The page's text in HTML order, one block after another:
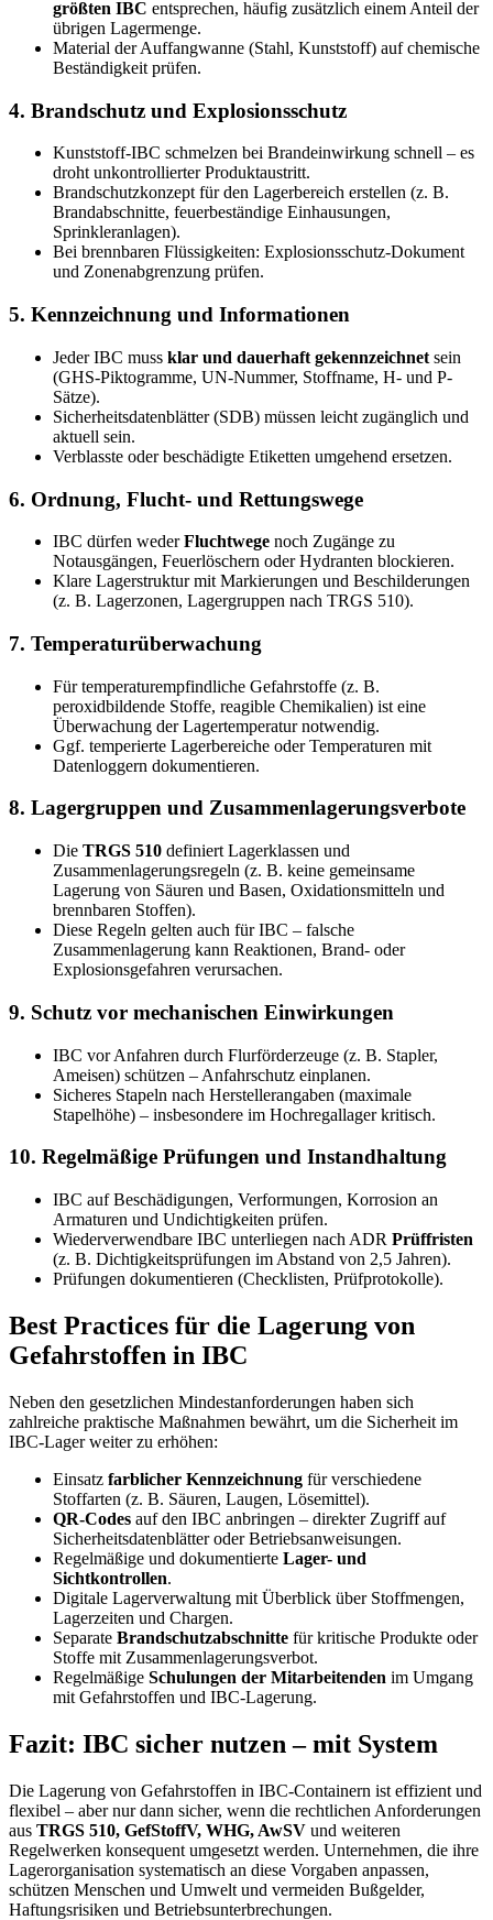
größten IBC entsprechen, häufig zusätzlich einem Anteil der
übrigen Lagermenge.
Material der Auffangwanne (Stahl, Kunststoff) auf chemische
Beständigkeit prüfen.
4. Brandschutz und Explosionsschutz
Kunststoff-IBC schmelzen bei Brandeinwirkung schnell – es
droht unkontrollierter Produktaustritt.
Brandschutzkonzept für den Lagerbereich erstellen (z. B.
Brandabschnitte, feuerbeständige Einhausungen,
Sprinkleranlagen).
Bei brennbaren Flüssigkeiten: Explosionsschutz-Dokument
und Zonenabgrenzung prüfen.
5. Kennzeichnung und Informationen
Jeder IBC muss klar und dauerhaft gekennzeichnet sein
(GHS-Piktogramme, UN-Nummer, Stoffname, H- und P-
Sätze).
Sicherheitsdatenblätter (SDB) müssen leicht zugänglich und
aktuell sein.
Verblasste oder beschädigte Etiketten umgehend ersetzen.
6. Ordnung, Flucht- und Rettungswege
IBC dürfen wederFluchtwege noch Zugänge zu
Notausgängen, Feuerlöschern oder Hydranten blockieren.
Klare Lagerstruktur mit Markierungen und Beschilderungen
(z. B. Lagerzonen, Lagergruppen nach TRGS 510).
7. Temperaturüberwachung
Für temperaturempfindliche Gefahrstoffe (z. B.
peroxidbildende Stoffe, reagible Chemikalien) ist eine
Überwachung der Lagertemperatur notwendig.
Ggf. temperierte Lagerbereiche oder Temperaturen mit
Datenloggern dokumentieren.
8. Lagergruppen und Zusammenlagerungsverbote
Die TRGS 510 definiert Lagerklassen und
Zusammenlagerungsregeln (z. B. keine gemeinsame
Lagerung von Säuren und Basen, Oxidationsmitteln und
brennbaren Stoffen).
Diese Regeln gelten auch für IBC – falsche
Zusammenlagerung kann Reaktionen, Brand- oder
Explosionsgefahren verursachen.
9. Schutz vor mechanischen Einwirkungen
IBC vor Anfahren durch Flurförderzeuge (z. B. Stapler,
Ameisen) schützen – Anfahrschutz einplanen.
Sicheres Stapeln nach Herstellerangaben (maximale
Stapelhöhe) – insbesondere im Hochregallager kritisch.
10. Regelmäßige Prüfungen und Instandhaltung
IBC auf Beschädigungen, Verformungen, Korrosion an
Armaturen und Undichtigkeiten prüfen.
Wiederverwendbare IBC unterliegen nach ADR Prüffristen
(z. B. Dichtigkeitsprüfungen im Abstand von 2,5 Jahren).
Prüfungen dokumentieren (Checklisten, Prüfprotokolle).
Best Practices für die Lagerung von
Gefahrstoffen in IBC
Neben den gesetzlichen Mindestanforderungen haben sich
zahlreiche praktische Maßnahmen bewährt, um die Sicherheit im
IBC-Lager weiter zu erhöhen:
Einsatz farblicher Kennzeichnung für verschiedene
Stoffarten (z. B. Säuren, Laugen, Lösemittel).
QR-Codes auf den IBC anbringen – direkter Zugriff auf
Sicherheitsdatenblätter oder Betriebsanweisungen.
Regelmäßige und dokumentierte Lager- und
Sichtkontrollen.
Digitale Lagerverwaltung mit Überblick über Stoffmengen,
Lagerzeiten und Chargen.
Separate Brandschutzabschnitte für kritische Produkte oder
Stoffe mit Zusammenlagerungsverbot.
Regelmäßige Schulungen der Mitarbeitenden im Umgang
mit Gefahrstoffen und IBC-Lagerung.
Fazit: IBC sicher nutzen – mit System
Die Lagerung von Gefahrstoffen in IBC-Containern ist effizient und
flexibel – aber nur dann sicher, wenn die rechtlichen Anforderungen
aus TRGS 510, GefStoffV, WHG, AwSV und weiteren
Regelwerken konsequent umgesetzt werden. Unternehmen, die ihre
Lagerorganisation systematisch an diese Vorgaben anpassen,
schützen Menschen und Umwelt und vermeiden Bußgelder,
Haftungsrisiken und Betriebsunterbrechungen.